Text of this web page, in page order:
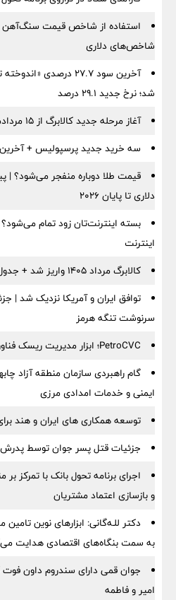
استفاده از شاخص قیمت سنگ‌آهن
شاخص‌های دلاری
آخرین سود ۲۷.۷ درصدی
شد؛ نرخ جدید ۲۹.۱ درصد
آغاز مرحله جدید کالابرگ از ۱۵ مردادماه
سه خرید جدید پرسپولیس +
دلاری تا پایان ۲۰۲۶
بسته اینترنت‌تان زود تمام
اینترنت
کالابرگ مرداد ۱۴۰۵ واریز شد + جدول زمان و مبلغ کالابرگ
توافق ایران و آمریکا نزدیک شد |
سرنوشت تنگه هرمز
PetroCVC؛ ابزار مدیریت ریسک فناوری برای هلدینگ
گام راهبردی سازمان منطقه آزاد
ایمنی و خدمات امدادی مرزی
توسعه همکاری های ایران و هند
جزئیات قتل پسر جوان توسط
اجرای برنامه تحول بانک با تمرکز بر
و بازسازی اعتماد مشتریان
دکتر للـه‌گانی: ابزارهای نوین تامین
به سمت بنگاه‌های اقتصادی هدایت
جوان قمی دارای سندروم داون فوت
امیر و فاطمه